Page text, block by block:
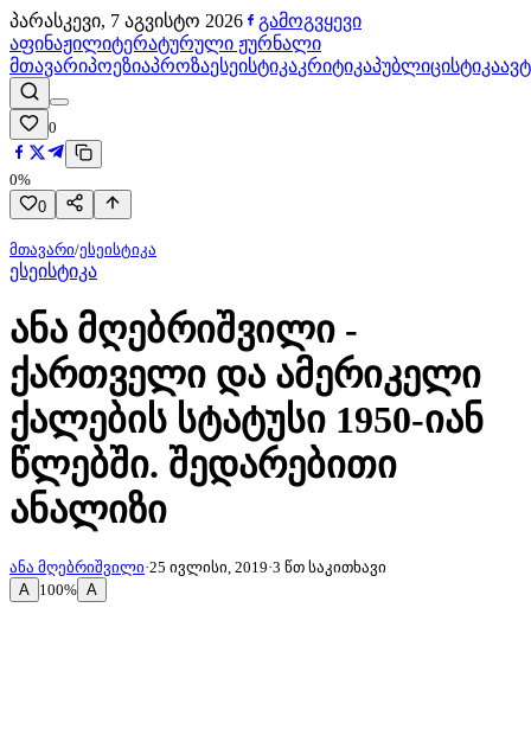
პარასკევი, 7 აგვისტო 2026
გამოგვყევი
აფინაჟილიტერატურული ჟურნალი
მთავარიპოეზიაპროზაესეისტიკაკრიტიკაპუბლიცისტიკა
0
0%
0
მთავარი/ესეისტიკა
ესეისტიკა
ანა მღებრიშვილი -
ქართველი და ამერიკელი
ქალების სტატუსი 1950-იან
წლებში. შედარებითი
ანალიზი
ანა მღებრიშვილი·25 ივლისი, 2019·3 წთ საკითხავი
A 100% A